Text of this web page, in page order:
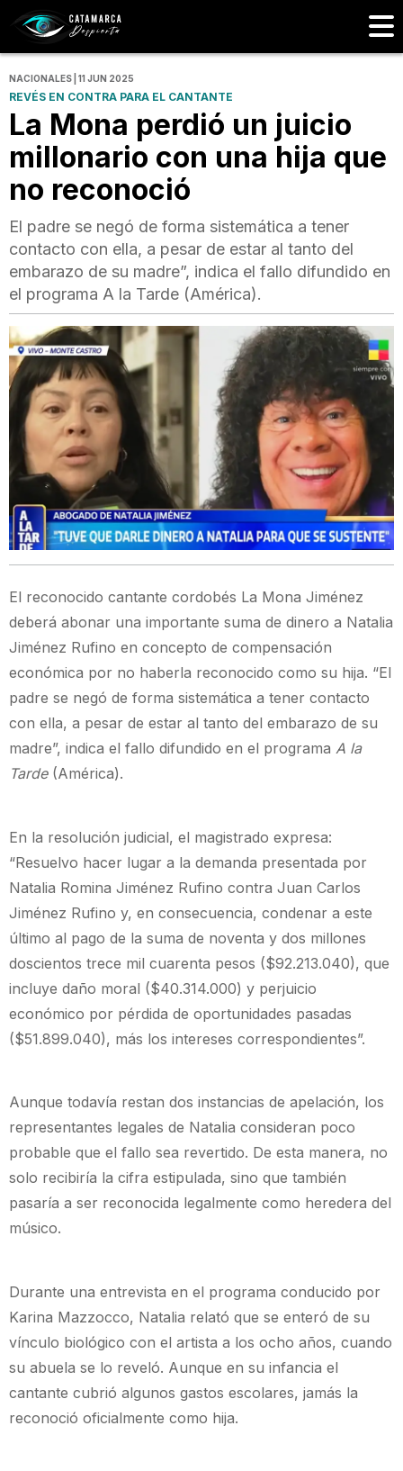
NACIONALES | 11 JUN 2025
REVÉS EN CONTRA PARA EL CANTANTE
La Mona perdió un juicio
millonario con una hija que
no reconoció
El padre se negó de forma sistemática a tener
contacto con ella, a pesar de estar al tanto del
embarazo de su madre”, indica el fallo difundido en
el programa A la Tarde (América).
El reconocido cantante cordobés La Mona Jiménez
deberá abonar una importante suma de dinero a Natalia
Jiménez Rufino en concepto de compensación
económica por no haberla reconocido como su hija. “El
padre se negó de forma sistemática a tener contacto
con ella, a pesar de estar al tanto del embarazo de su
madre”, indica el fallo difundido en el programa A la
Tarde(América).
En la resolución judicial, el magistrado expresa:
“Resuelvo hacer lugar a la demanda presentada por
Natalia Romina Jiménez Rufino contra Juan Carlos
Jiménez Rufino y, en consecuencia, condenar a este
último al pago de la suma de noventa y dos millones
doscientos trece mil cuarenta pesos ($92.213.040), que
incluye daño moral ($40.314.000) y perjuicio
económico por pérdida de oportunidades pasadas
($51.899.040), más los intereses correspondientes”.
Aunque todavía restan dos instancias de apelación, los
representantes legales de Natalia consideran poco
probable que el fallo sea revertido. De esta manera, no
solo recibiría la cifra estipulada, sino que también
pasaría a ser reconocida legalmente como heredera del
músico.
Durante una entrevista en el programa conducido por
Karina Mazzocco, Natalia relató que se enteró de su
vínculo biológico con el artista a los ocho años, cuando
su abuela se lo reveló. Aunque en su infancia el
cantante cubrió algunos gastos escolares, jamás la
reconoció oficialmente como hija.